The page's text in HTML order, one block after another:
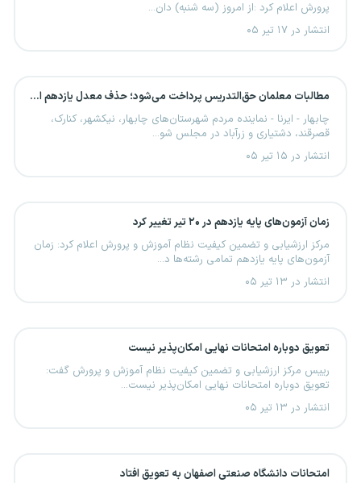
پرورش اعلام کرد :از امروز (سه شنبه) دان...
انتشار در ۱۷ تیر ۰۵
مطالبات معلمان حق‌التدریس پرداخت می‌شود؛ حذف معدل یازدهم از آزمون سراسری
چابهار - ایرنا - نماینده مردم شهرستان‌های چابهار، نیکشهر، کنارک،
قصرقند، دشتیاری و زرآباد در مجلس شو...
انتشار در ۱۵ تیر ۰۵
زمان آزمون‌های پایه یازدهم در ۲۰ تیر تغییر کرد
مرکز ارزشیابی و تضمین کیفیت نظام آموزش و پرورش اعلام کرد: زمان
آزمون‌های پایه یازدهم تمامی رشته‌ها د...
انتشار در ۱۳ تیر ۰۵
تعویق دوباره امتحانات نهایی امکان‌پذیر نیست
رییس مرکز ارزشیابی و تضمین کیفیت نظام آموزش و پرورش گفت:
تعویق دوباره امتحانات نهایی امکان‌پذیر نیست...
انتشار در ۱۳ تیر ۰۵
امتحانات دانشگاه صنعتی اصفهان به تعویق افتاد